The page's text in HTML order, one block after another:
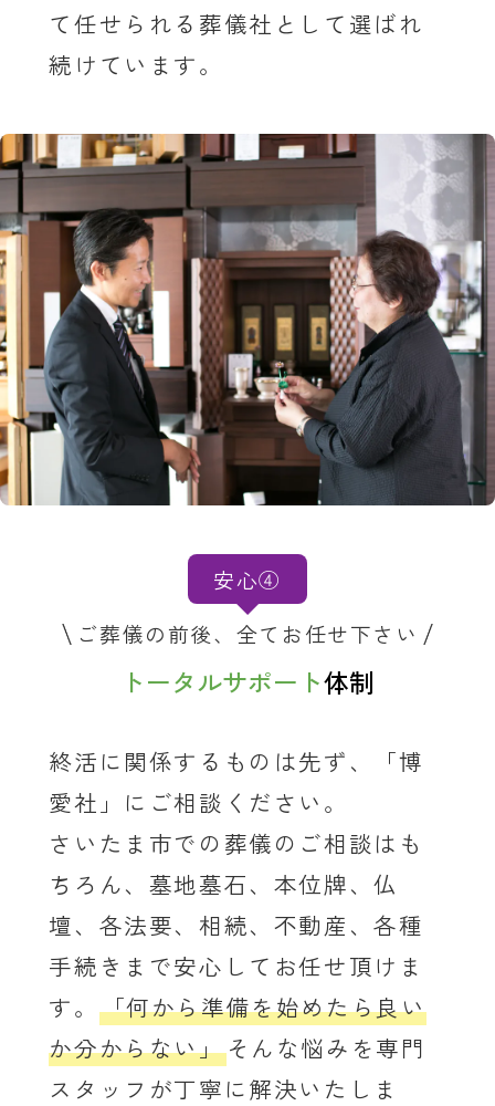
て任せられる葬儀社として選ばれ
続けています。
安心④
ご葬儀の前後、全てお任せ下さい
トータルサポート体制
終活に関係するものは先ず、「博
愛社」にご相談ください。
さいたま市での葬儀のご相談はも
ちろん、墓地墓石、本位牌、仏
壇、各法要、相続、不動産、各種
手続きまで安心してお任せ頂けま
す。 「何から準備を始めたら良い
か分からない」そんな悩みを専門
スタッフが丁寧に解決いたしま